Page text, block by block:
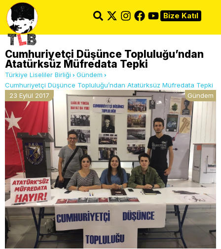
Bize Katıl
Cumhuriyetçi Düşünce Topluluğu’ndan
Atatürksüz Müfredata Tepki
Türkiye Liseliler Birliği
Gündem
Cumhuriyetçi Düşünce Topluluğu’ndan Atatürksüz Müfredata Tepki
23 Eylül 2017
Gündem